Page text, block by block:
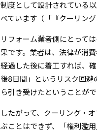
制度として設計されている
べています（「『クーリン
リフォーム業者側にとって
果です。業者は、法律が消
経過した後に着工すれば、
後8日間」というリスク回避
ら引き受けたということがで
したがって、クーリング・
ぶことはできず、「権利濫